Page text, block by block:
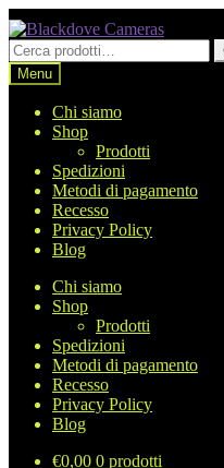
Vai
alla
navigazione
Vai
al
contenuto
Cerca:
Menu
Chi siamo
Shop
Prodotti
Spedizioni
Metodi di pagamento
Recesso
Privacy Policy
Blog
Chi siamo
Shop
Prodotti
Spedizioni
Metodi di pagamento
Recesso
Privacy Policy
Blog
€0,00 0 prodotti